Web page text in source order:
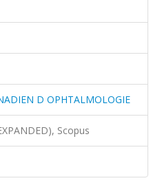
D OPHTALMOLOGIE
Scopus